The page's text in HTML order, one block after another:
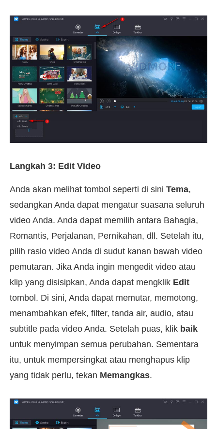
Langkah 3: Edit Video
Anda akan melihat tombol seperti di sini Tema,
sedangkan Anda dapat mengatur suasana seluruh
video Anda. Anda dapat memilih antara Bahagia,
Romantis, Perjalanan, Pernikahan, dll. Setelah itu,
pilih rasio video Anda di sudut kanan bawah video
pemutaran. Jika Anda ingin mengedit video atau
klip yang disisipkan, Anda dapat mengklik Edit
tombol. Di sini, Anda dapat memutar, memotong,
menambahkan efek, filter, tanda air, audio, atau
subtitle pada video Anda. Setelah puas, klik baik
untuk menyimpan semua perubahan. Sementara
itu, untuk mempersingkat atau menghapus klip
yang tidak perlu, tekan Memangkas.